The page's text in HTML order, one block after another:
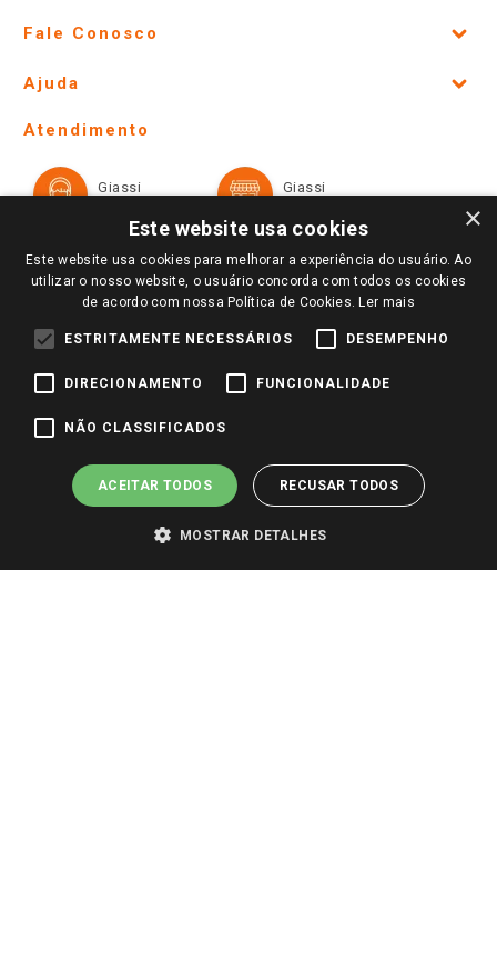
Fale Conosco
Lojas Físicas e Horários
Ofertas
Televendas
Notícias
Perguntas frequentes
Identidade Visual
Ajuda
Formas de Pagamento
Trocas e Devoluções
Atendimento
Giassi
Giassi
Redes Sociais
Pagamento e Segurança
×
Este website usa cookies
Este website usa cookies para melhorar a experiência do usuário. Ao
utilizar o nosso website, o usuário concorda com todos os cookies
de acordo com nossa Política de Cookies. Ler mais
ESTRITAMENTE NECESSÁRIOS DESEMPENHO
DIRECIONAMENTO FUNCIONALIDADE
NÃO CLASSIFICADOS
ACEITAR TODOS RECUSAR TODOS
MOSTRAR DETALHES